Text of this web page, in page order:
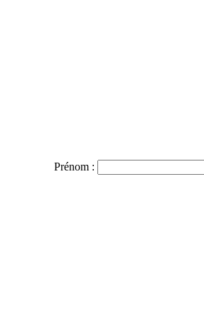
Prénom :